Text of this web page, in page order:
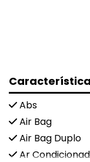
Abs
Air Bag
Air Bag Duplo
Ar